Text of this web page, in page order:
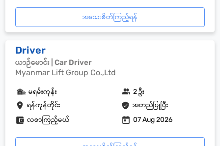
အသေးစိတ်ကြည့်ရန်
Driver
ယာဉ်မောင်း | Car Driver
Myanmar Lift Group Co.,Ltd
ရန်ကုန်တိုင်း အတည်ပြုပြီး
မရမ်းကုန်း 2 ဦး
လစာကြည့်မယ် 07 Aug 2026